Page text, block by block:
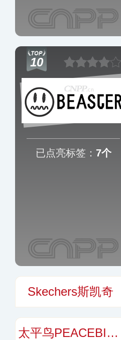
10
已点亮标签： 7个
Skechers斯凯奇
太平鸟PEACEBIRD